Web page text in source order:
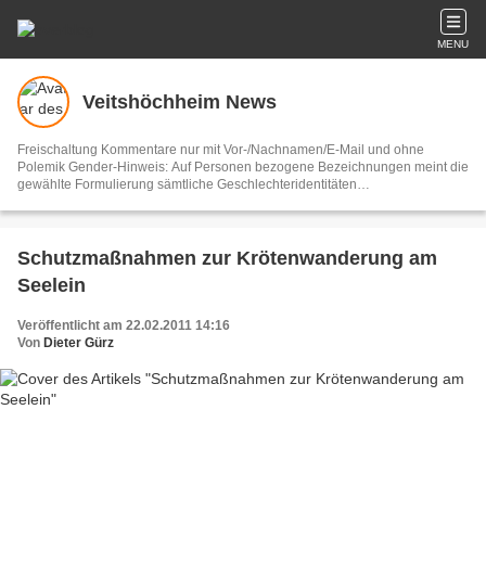
MENU
Veitshöchheim News
Freischaltung Kommentare nur mit Vor-/Nachnamen/E-Mail und ohne
Polemik Gender-Hinweis: Auf Personen bezogene Bezeichnungen meint die
gewählte Formulierung sämtliche Geschlechteridentitäten
GVO ist ausschließlich Sache der Overblog-Hosting-Plattform. Ihre E-Mail-
Schutzmaßnahmen zur Krötenwanderung am
Seelein
Veröffentlicht am 22.02.2011 14:16
Von Dieter Gürz